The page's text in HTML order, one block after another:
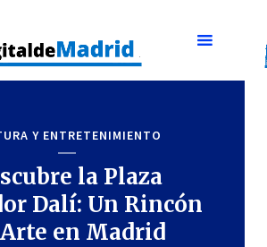
Y ENTRETENIMIENTO
la Plaza
Dalí: Un Rincón
en Madrid